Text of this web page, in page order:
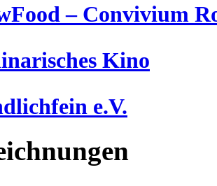
– Convivium
Kino
e.V.